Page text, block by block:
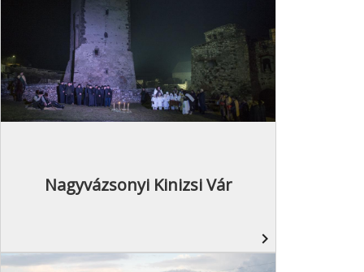
Nagyvázsonyi Kinizsi Vár
navigate_next